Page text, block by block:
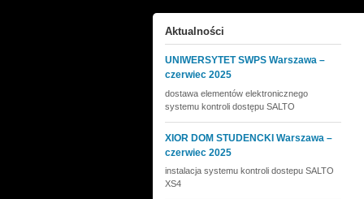
Aktualności
UNIWERSYTET SWPS Warszawa –
czerwiec 2025
dostawa elementów elektronicznego
systemu kontroli dostępu SALTO
XIOR DOM STUDENCKI Warszawa –
czerwiec 2025
instalacja systemu kontroli dostepu SALTO
XS4